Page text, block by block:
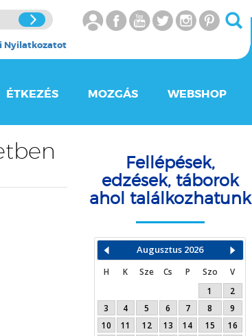
Nyilatkozatot
ÉTKEZÉS MOZGÁS WEBSHOP
Fellépések,
edzések, táborok
ahol találkozhatunk
Augusztus 2026
H K Sze Cs P Szo
V
1
2
3
4 5 6 7 8
9
10
11 12 13 14 15
16